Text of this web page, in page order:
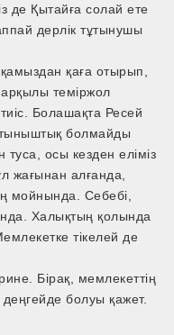
де Қытайға солай ете
дерлік тұтынушы
қаға отырып,
теміржол
Болашақта Ресей
болмайды
осы кезден еліміз
жағынан алғанда,
мойнында. Себебі,
Халықтың қолында
тікелей де
Бірақ, мемлекеттің
деңгейде болуы қажет.